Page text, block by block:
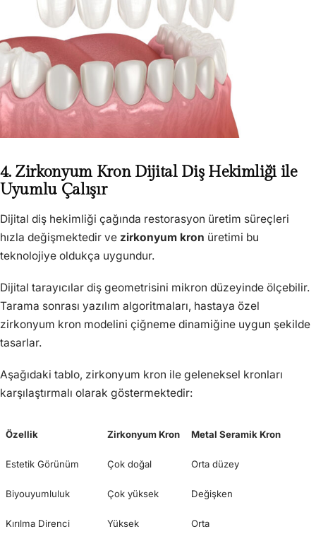
4. Zirkonyum Kron Dijital Diş Hekimliği ile
Uyumlu Çalışır
Dijital diş hekimliği çağında restorasyon üretim süreçleri
hızla değişmektedir ve zirkonyum kron üretimi bu
teknolojiye oldukça uygundur.
Dijital tarayıcılar diş geometrisini mikron düzeyinde ölçebilir.
Tarama sonrası yazılım algoritmaları, hastaya özel
zirkonyum kron modelini çiğneme dinamiğine uygun şekilde
tasarlar.
Aşağıdaki tablo, zirkonyum kron ile geleneksel kronları
karşılaştırmalı olarak göstermektedir:
Özellik Zirkonyum Kron Metal Seramik Kron
Estetik Görünüm Çok doğal Orta düzey
Biyouyumluluk Çok yüksek Değişken
Kırılma Direnci Yüksek Orta